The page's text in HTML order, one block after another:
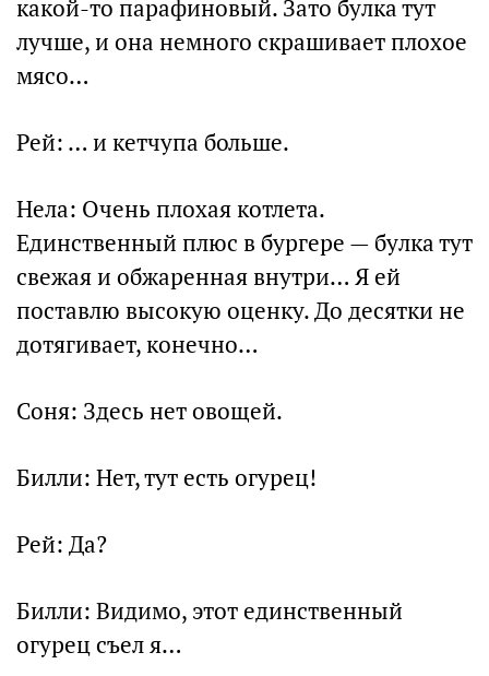
какой-то парафиновый. Зато булка тут
лучше, и она немного скрашивает плохое
мясо…
Рей: … и кетчупа больше.
Нела: Очень плохая котлета.
Единственный плюс в бургере — булка тут
свежая и обжаренная внутри… Я ей
поставлю высокую оценку. До десятки не
дотягивает, конечно…
Соня: Здесь нет овощей.
Билли: Нет, тут есть огурец!
Рей: Да?
Билли: Видимо, этот единственный
огурец съел я…